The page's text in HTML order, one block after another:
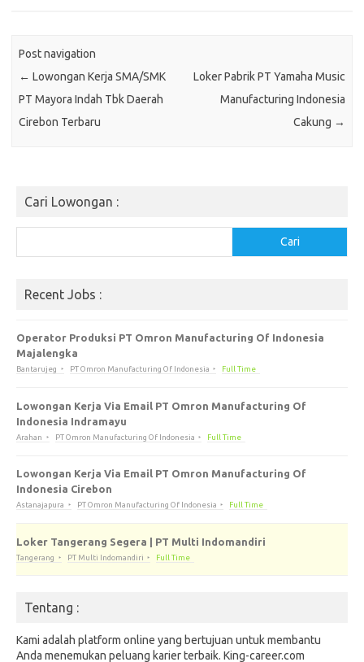
Post navigation
← Lowongan Kerja SMA/SMK
PT Mayora Indah Tbk Daerah
Cirebon Terbaru
Loker Pabrik PT Yamaha Music
Manufacturing Indonesia
Cakung →
Cari Lowongan :
Cari
Recent Jobs :
Operator Produksi PT Omron Manufacturing Of Indonesia
Majalengka
Bantarujeg PT Omron Manufacturing Of Indonesia Full Time
Lowongan Kerja Via Email PT Omron Manufacturing Of
Indonesia Indramayu
Arahan PT Omron Manufacturing Of Indonesia Full Time
Lowongan Kerja Via Email PT Omron Manufacturing Of
Indonesia Cirebon
Astanajapura PT Omron Manufacturing Of Indonesia Full Time
Loker Tangerang Segera | PT Multi Indomandiri
Tangerang PT Multi Indomandiri Full Time
Tentang :
Kami adalah platform online yang bertujuan untuk membantu
Anda menemukan peluang karier terbaik. King-career.com